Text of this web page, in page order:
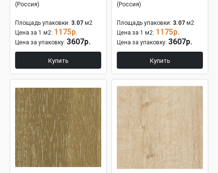
(Россия)
Площадь упаковки: 3.07 м2
Цена за 1 м2: 1175р.
Цена за упаковку: 3607р.
Купить
(Россия)
Площадь упаковки: 3.07 м2
Цена за 1 м2: 1175р.
Цена за упаковку: 3607р.
Купить